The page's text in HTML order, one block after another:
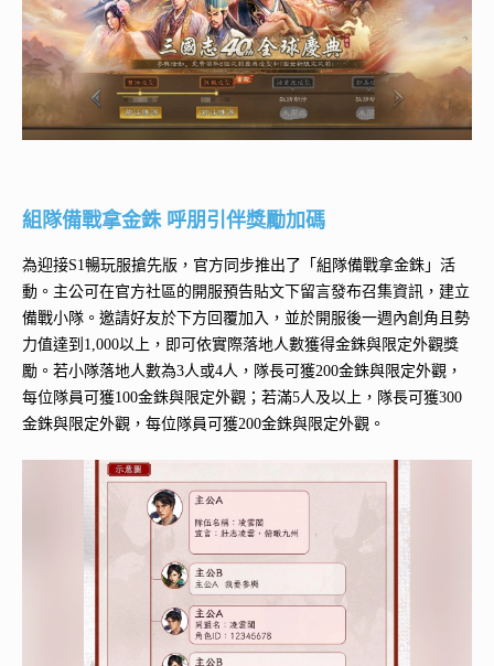
組隊備戰拿金銖 呼朋引伴獎勵加碼
為迎接S1暢玩服搶先版，官方同步推出了「組隊備戰拿金銖」活
動。主公可在官方社區的開服預告貼文下留言發布召集資訊，建立
備戰小隊。邀請好友於下方回覆加入，並於開服後一週內創角且勢
力值達到1,000以上，即可依實際落地人數獲得金銖與限定外觀獎
勵。若小隊落地人數為3人或4人，隊長可獲200金銖與限定外觀，
每位隊員可獲100金銖與限定外觀；若滿5人及以上，隊長可獲300
金銖與限定外觀，每位隊員可獲200金銖與限定外觀。